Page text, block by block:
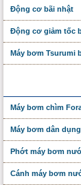
Động cơ bãi nhật
Động cơ giảm tốc
Máy bơm Tsurumi
Máy bơm chìm
Máy bơm dân
Phớt máy bơm
Cánh máy bơm